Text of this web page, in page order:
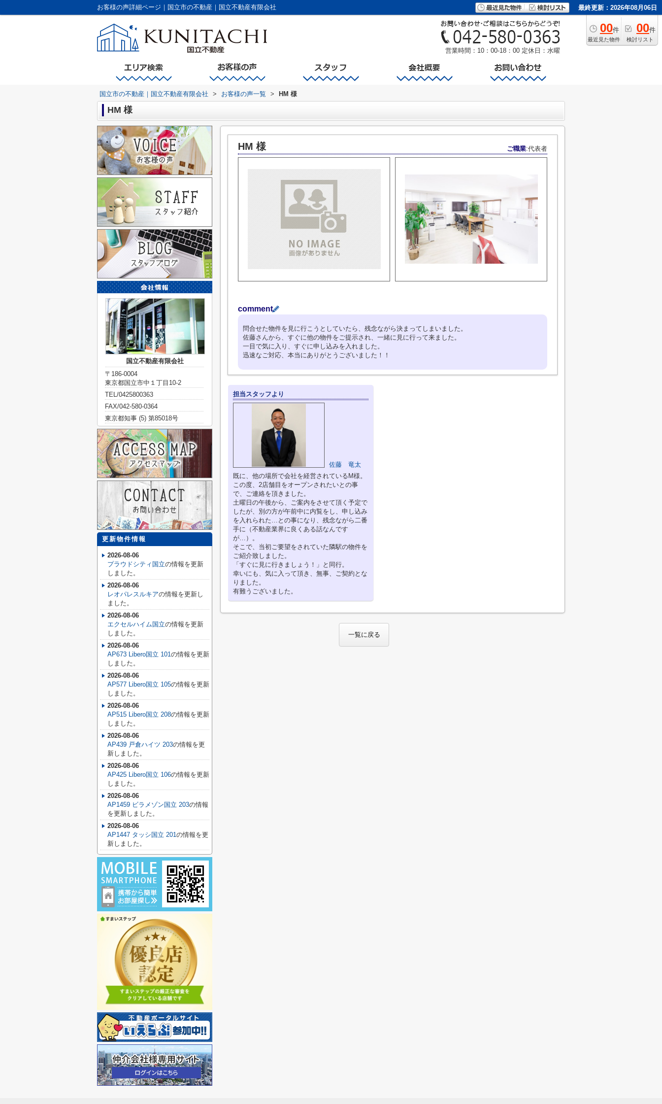
お客様の声詳細ページ｜国立市の不動産｜国立不動産有限会社 最終更新：2026年08月06日
00件
最近見た物件
00件
検討リスト
営業時間：10：00-18：00 定休日：水曜
国立市の不動産｜国立不動産有限会社 > お客様の声一覧 > HM 様
HM 様
HM 様 ご職業:代表者
comment
問合せた物件を見に行こうとしていたら、残念ながら決まってしまいました。
佐藤さんから、すぐに他の物件をご提示され、一緒に見に行って来ました。
一目で気に入り、すぐに申し込みを入れました。
迅速なご対応、本当にありがとうございました！！
担当スタッフより
佐藤 竜太
既に、他の場所で会社を経営されているM様。
この度、2店舗目をオープンされたいとの事
で、ご連絡を頂きました。
土曜日の午後から、ご案内をさせて頂く予定で
したが、別の方が午前中に内覧をし、申し込み
を入れられた…との事になり、残念ながら二番
手に（不動産業界に良くある話なんです
が…）。
そこで、当初ご要望をされていた隣駅の物件を
ご紹介致しました。
「すぐに見に行きましょう！」と同行。
幸いにも、気に入って頂き、無事、ご契約とな
りました。
有難うございました。
一覧に戻る
国立不動産有限会社
〒186-0004
東京都国立市中１丁目10-2
TEL/0425800363
FAX/042-580-0364
東京都知事 (5) 第85018号
更新物件情報
2026-08-06
プラウドシティ国立の情報を更新
しました。
2026-08-06
レオパレスルキアの情報を更新し
ました。
2026-08-06
エクセルハイム国立の情報を更新
しました。
2026-08-06
AP673 Libero国立 101の情報を更新
しました。
2026-08-06
AP577 Libero国立 105の情報を更新
しました。
2026-08-06
AP515 Libero国立 208の情報を更新
しました。
2026-08-06
AP439 戸倉ハイツ 203の情報を更
新しました。
2026-08-06
AP425 Libero国立 106の情報を更新
しました。
2026-08-06
AP1459 ビラメゾン国立 203の情報
を更新しました。
2026-08-06
AP1447 タッシ国立 201の情報を更
新しました。